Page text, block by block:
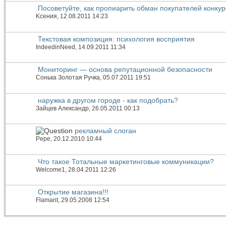
Посоветуйте, как пропиарить обман покупателей
Kсения, 12.08.2011 14:23
Текстовая композиция: психология восприятия
IndeedinNeed , 14.09.2011 11:34
Мониторинг — основа репутационной безопасности
Сонька Золотая Ручка, 05.07.2011 19:51
наружка в другом городе - как подобрать?
Зайцев Александр , 26.05.2011 00:13
рекламный слоган
Pepe, 20.12.2010 10:44
Что такое Тотальные маркетинговые коммуникации?
Welcome1 , 28.04.2011 12:26
Открытие магазина!!!
Flamant, 29.05.2008 12:54